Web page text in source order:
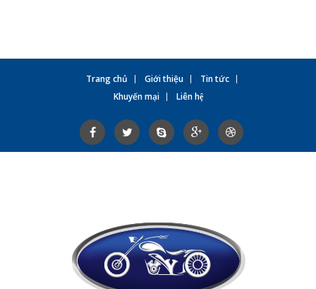
Trang chủ Giới thiệu
Tin tức
Khuyến mại
Liên hệ